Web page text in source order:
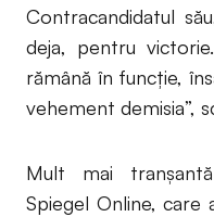
Contracandidatul
deja, pentru
rămână în funcţie,
vehement demisia”,
Mult mai
Spiegel Online, care